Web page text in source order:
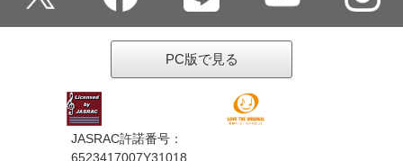
PC版で見る
JASRAC許諾番号：
6523417007Y31018